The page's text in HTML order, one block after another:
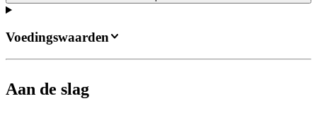
Aan de slag
Voedingswaarden